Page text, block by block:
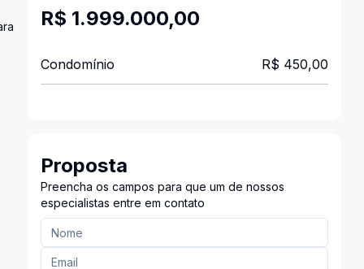
R$ 1.999.000,00
Condomínio R$ 450,00
Proposta
Preencha os campos para que um de nossos
especialistas entre em contato